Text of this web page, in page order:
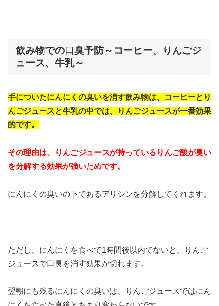
飲み物での口臭予防～コーヒー、りんごジ
ュース、牛乳～
手についたにんにくの臭いを消す飲み物は、コーヒーとり
んごジュースと牛乳の中では、りんごジュースが一番効果
的です。
その理由は、りんごジュースが持っているりんご酸が臭い
を分解する効果が強いためです。
にんにくの臭いの下であるアリシンを分解してくれます。
ただし、にんにくを食べて1時間後以内でないと、りんご
ジュースで口臭を消す効果が切れます。
翌朝にも残るにんにくの臭いは、りんごジュースではにん